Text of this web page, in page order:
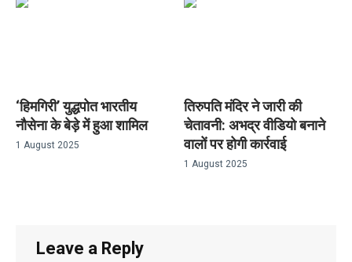
‘हिमगिरी’ युद्धपोत भारतीय
नौसेना के बेड़े में हुआ शामिल
1 August 2025
तिरुपति मंदिर ने जारी की
चेतावनी: अभद्र वीडियो बनाने
वालों पर होगी कार्रवाई
1 August 2025
Leave a Reply